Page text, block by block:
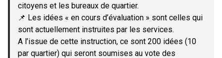
citoyens et les bureaux de quartier.
📌 Les idées « en cours d’évaluation » sont celles qui
sont actuellement instruites par les services.
A l’issue de cette instruction, ce sont 200 idées (10
par quartier) qui seront soumises au vote des